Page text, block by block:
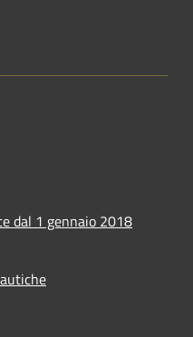
dal 1 gennaio 2018